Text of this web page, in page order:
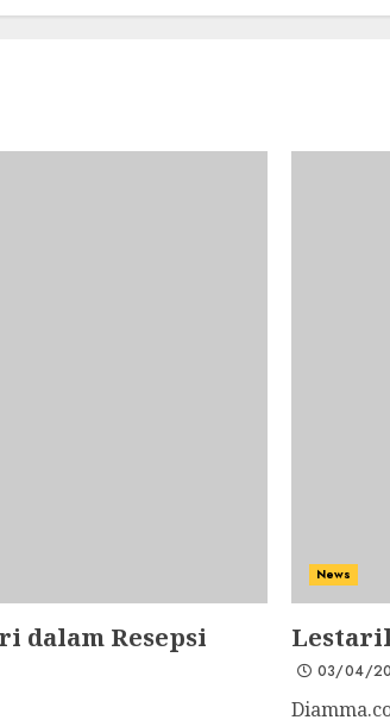
dalam Resepsi
News
03/04/